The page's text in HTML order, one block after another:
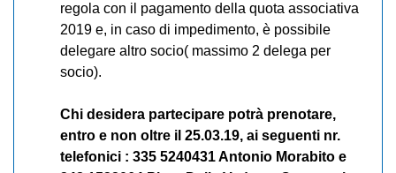
regola con il pagamento della quota associativa
2019 e, in caso di impedimento, è possibile
delegare altro socio( massimo 2 delega per
socio).
Chi desidera partecipare potrà prenotare,
entro e non oltre il 25.03.19, ai seguenti nr.
telefonici : 335 5240431 Antonio Morabito e